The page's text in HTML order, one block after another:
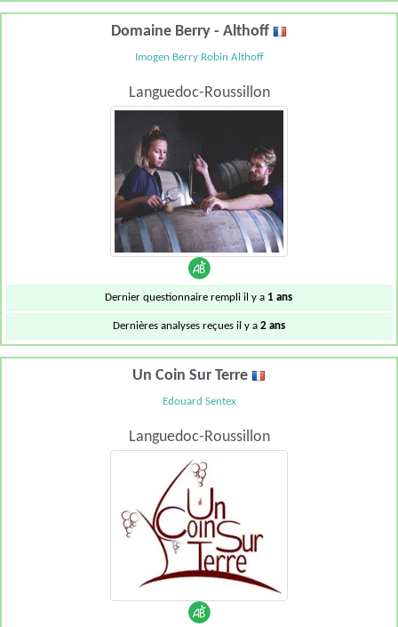
Domaine Berry - Althoff
Imogen Berry Robin Althoff
Languedoc-Roussillon
Dernier questionnaire rempli il y a 1 ans
Dernières analyses reçues il y a 2 ans
Un Coin Sur Terre
Edouard Sentex
Languedoc-Roussillon